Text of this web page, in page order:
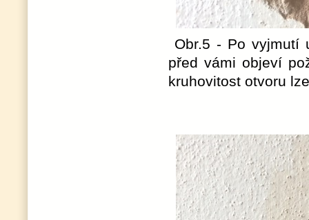
Obr.5 - Po vyjmutí
před vámi objeví
kruhovitost otvoru